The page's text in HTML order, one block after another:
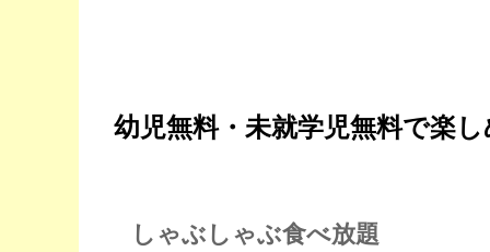
幼児無料・未就学児無料で楽
しゃぶしゃぶ食べ放題